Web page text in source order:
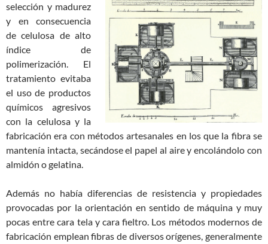
selección y madurez
y en consecuencia
de celulosa de alto
índice de
polimerización. El
tratamiento evitaba
el uso de productos
químicos agresivos
con la celulosa y la
fabricación era con métodos artesanales en los que la fibra se
mantenía intacta, secándose el papel al aire y encolándolo con
almidón o gelatina.
Además no había diferencias de resistencia y propiedades
provocadas por la orientación en sentido de máquina y muy
pocas entre cara tela y cara fieltro. Los métodos modernos de
fabricación emplean fibras de diversos orígenes, generalmente